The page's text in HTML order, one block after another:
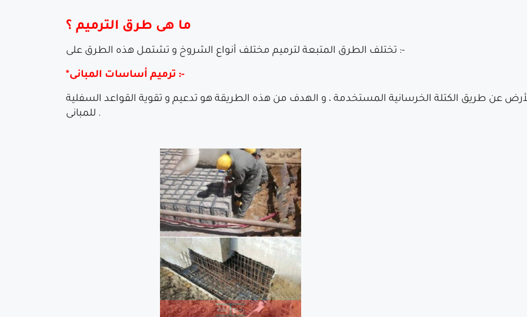
ما هى طرق الترميم ؟
تختلف الطرق المتبعة لترميم مختلف أنواع الشروخ و تشتمل هذه الطرق على :-
*ترميم أساسات المبانى :-
عن طريق الكتلة الخرسانية المستخدمة ، و الهدف من هذه الطريقة هو تدعيم و تقوية القواعد السفلية
للمبانى .